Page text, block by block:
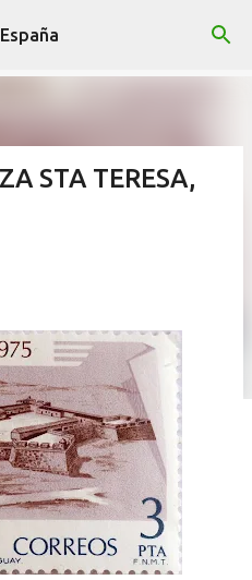
principal
STA TERESA,